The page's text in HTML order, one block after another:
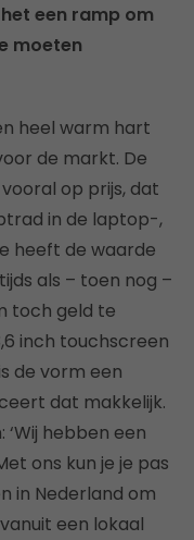
een ramp om
moeten
heel warm hart
de markt. De
op prijs, dat
in de laptop-,
heeft de waarde
als – toen nog –
toch geld te
inch touchscreen
de vorm een
dat makkelijk.
‘Wij hebben een
ons kun je je pas
in Nederland om
een lokaal